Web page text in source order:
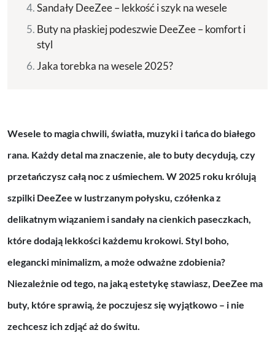
Sandały DeeZee – lekkość i szyk na wesele
Buty na płaskiej podeszwie DeeZee – komfort i
styl
Jaka torebka na wesele 2025?
Wesele to magia chwili, światła, muzyki i tańca do białego
rana. Każdy detal ma znaczenie, ale to buty decydują, czy
przetańczysz całą noc z uśmiechem. W 2025 roku królują
szpilki DeeZee w lustrzanym połysku, czółenka z
delikatnym wiązaniem i sandały na cienkich paseczkach,
które dodają lekkości każdemu krokowi. Styl boho,
elegancki minimalizm, a może odważne zdobienia?
Niezależnie od tego, na jaką estetykę stawiasz, DeeZee ma
buty, które sprawią, że poczujesz się wyjątkowo – i nie
zechcesz ich zdjąć aż do świtu.